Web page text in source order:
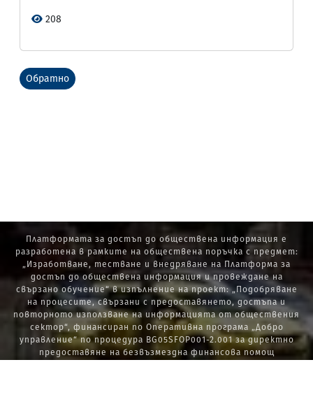
208
Обратно
Платформата за достъп до обществена информация е
разработена в рамките на обществена поръчка с предмет:
„Изработване, тестване и внедряване на Платформа за
достъп до обществена информация и провеждане на
свързано обучение“ в изпълнение на проект: „Подобряване
на процесите, свързани с предоставянето, достъпа и
повторното използване на информацията от обществения
сектор“, финансиран по Оперативна програма „Добро
управление“ по процедура BG05SFOP001-2.001 за директно
предоставяне на безвъзмездна финансова помощ